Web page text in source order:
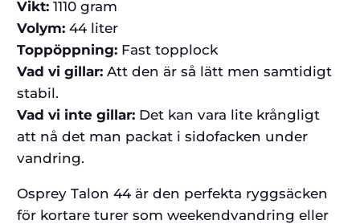
Vikt:1110 gram
Volym:44 liter
Toppöppning: Fast topplock
Vad vi gillar:Att den är så lätt men samtidigt
stabil.
Vad vi inte gillar: Det kan vara lite krångligt
att nå det man packat i sidofacken under
vandring.
Osprey Talon 44 är den perfekta ryggsäcken
för kortare turer som weekendvandring eller